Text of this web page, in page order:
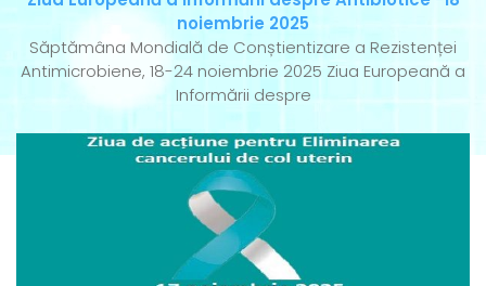
noiembrie 2025
Săptămâna Mondială de Conștientizare a Rezistenței
Antimicrobiene, 18-24 noiembrie 2025 Ziua Europeană a
Informării despre